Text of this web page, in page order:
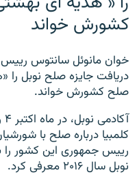
صفحه
جستجوبرنامه‌های رادیویی
چندرسانه‌ای
گزارش‌های ویدئویی
English
به ما بپیوندید
کشورش خواند
خوان مانوئل سانتوس
دریافت جایزه صلح نوبل را
صلح کشورش خواند.
کلمبیا درباره صلح با
رییس جمهوری این کشور را
نوبل سال ۲۰۱۶ معرفی کرد.